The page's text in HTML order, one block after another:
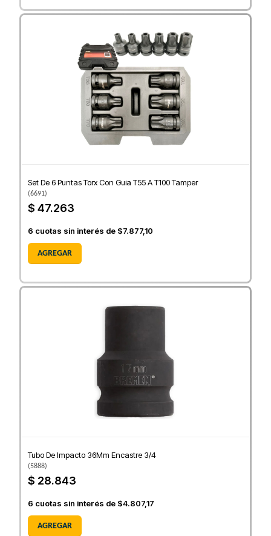
Set De 6 Puntas Torx Con Guia T55 A T100 Tamper
(6691)
$ 47.263
6 cuotas sin interés de $7.877,10
AGREGAR
Tubo De Impacto 36Mm Encastre 3/4
(5888)
$ 28.843
6 cuotas sin interés de $4.807,17
AGREGAR